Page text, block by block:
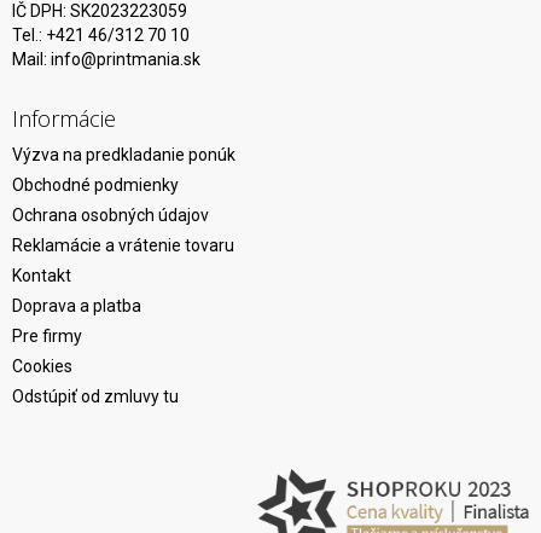
IČ DPH: SK2023223059
Tel.: +421 46/312 70 10
Mail: info@printmania.sk
Informácie
Výzva na predkladanie ponúk
Obchodné podmienky
Ochrana osobných údajov
Reklamácie a vrátenie tovaru
Kontakt
Doprava a platba
Pre firmy
Cookies
Odstúpiť od zmluvy tu